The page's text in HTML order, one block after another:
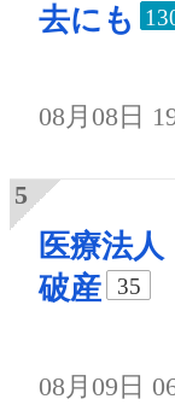
去にも
08月08日
医療法
破産
35
08月09日